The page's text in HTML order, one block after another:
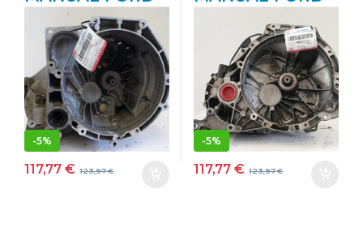
FIESTA V (JH_,
JD_) 1.4 TDCI
F6JA 2N1R 7002
EB 2N1R7002EB
AZUL
TRANSMISION
-5%
117,77€ 123,97€
DBW) 1.8 TDCI
F9DA
2S4R7002PA
2S4R7002PA
NEGRO
TRANSMISION
-5%
117,77€ 123,97€